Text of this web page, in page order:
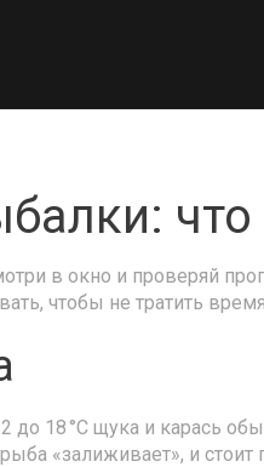
что
в окно и проверяй
чтобы не тратить
18 °C щука и карась
«залиживает», и